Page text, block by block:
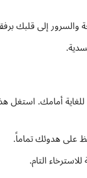
والسرور إلى قلبك
أمامك. استغل
على هدوئك تماماً.
التام.